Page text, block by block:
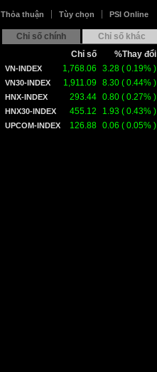
Thỏa thuận Tùy chọn PSI Online
Chỉ số chính
Chỉ số khác
Chỉ số
%Thay đổi
VN-INDEX 1,768.06 3.28 (0.19% )
VN30-INDEX 1,911.09 8.30 (0.44% )
HNX-INDEX 293.44 0.80 (0.27% )
HNX30-INDEX 455.12 1.93 (0.43% )
UPCOM-INDEX 126.88 0.06 (0.05% )